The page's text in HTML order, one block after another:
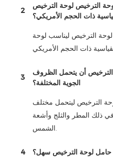
2
الترخيص لوحة الترخيص
ذات الحجم الأمريكي؟
الترخيص ليناسب لوحة
3
أن يتحمل الظروف
الجوية المختلفة؟
الترخيص ليتحمل مختلف
ذلك المطر والثلج وأشعة
الشمس.
4 لوحة الترخيص سهل؟